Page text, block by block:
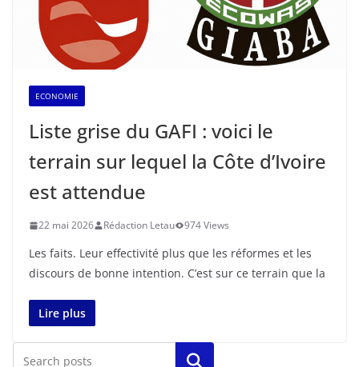
ECONOMIE
Liste grise du GAFI : voici le
terrain sur lequel la Côte d’Ivoire
est attendue
22 mai 2026 Rédaction Letau 974 Views
Les faits. Leur effectivité plus que les réformes et les
discours de bonne intention. C’est sur ce terrain que la
Lire plus
Rechercher